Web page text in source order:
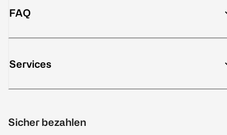
FAQ
Services
Sicher bezahlen